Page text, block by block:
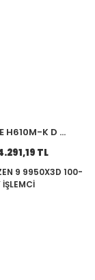
H610M-K D ...
TL